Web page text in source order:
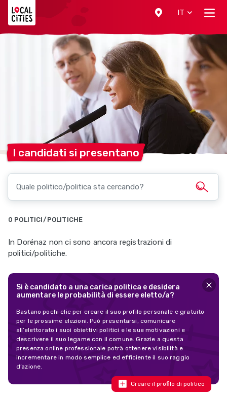
IT
I candidati si presentano
0 POLITICI/POLITICHE
In Dorénaz non ci sono ancora registrazioni di
politici/politiche.
Si è candidato a una carica politica e desidera
aumentare le probabilità di essere eletto/a?
Bastano pochi clic per creare il suo profilo personale e gratuito
per le prossime elezioni. Può presentarsi, comunicare
all’elettorato i suoi obiettivi politici e le sue motivazioni e
descrivere il suo legame con il comune. Grazie a questa
presenza online professionale potrà ottenere visibilità e
incrementare in modo semplice ed efficiente il suo raggio
d’azione.
Creare il profilo di politico